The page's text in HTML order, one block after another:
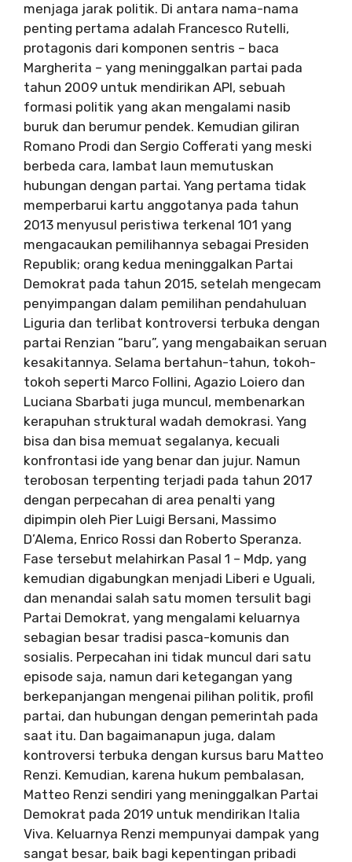
menjaga jarak politik. Di antara nama-nama
penting pertama adalah Francesco Rutelli,
protagonis dari komponen sentris – baca
Margherita – yang meninggalkan partai pada
tahun 2009 untuk mendirikan API, sebuah
formasi politik yang akan mengalami nasib
buruk dan berumur pendek. Kemudian giliran
Romano Prodi dan Sergio Cofferati yang meski
berbeda cara, lambat laun memutuskan
hubungan dengan partai. Yang pertama tidak
memperbarui kartu anggotanya pada tahun
2013 menyusul peristiwa terkenal 101 yang
mengacaukan pemilihannya sebagai Presiden
Republik; orang kedua meninggalkan Partai
Demokrat pada tahun 2015, setelah mengecam
penyimpangan dalam pemilihan pendahuluan
Liguria dan terlibat kontroversi terbuka dengan
partai Renzian “baru”, yang mengabaikan seruan
kesakitannya. Selama bertahun-tahun, tokoh-
tokoh seperti Marco Follini, Agazio Loiero dan
Luciana Sbarbati juga muncul, membenarkan
kerapuhan struktural wadah demokrasi. Yang
bisa dan bisa memuat segalanya, kecuali
konfrontasi ide yang benar dan jujur. Namun
terobosan terpenting terjadi pada tahun 2017
dengan perpecahan di area penalti yang
dipimpin oleh Pier Luigi Bersani, Massimo
D’Alema, Enrico Rossi dan Roberto Speranza.
Fase tersebut melahirkan Pasal 1 – Mdp, yang
kemudian digabungkan menjadi Liberi e Uguali,
dan menandai salah satu momen tersulit bagi
Partai Demokrat, yang mengalami keluarnya
sebagian besar tradisi pasca-komunis dan
sosialis. Perpecahan ini tidak muncul dari satu
episode saja, namun dari ketegangan yang
berkepanjangan mengenai pilihan politik, profil
partai, dan hubungan dengan pemerintah pada
saat itu. Dan bagaimanapun juga, dalam
kontroversi terbuka dengan kursus baru Matteo
Renzi. Kemudian, karena hukum pembalasan,
Matteo Renzi sendiri yang meninggalkan Partai
Demokrat pada 2019 untuk mendirikan Italia
Viva. Keluarnya Renzi mempunyai dampak yang
sangat besar, baik bagi kepentingan pribadi